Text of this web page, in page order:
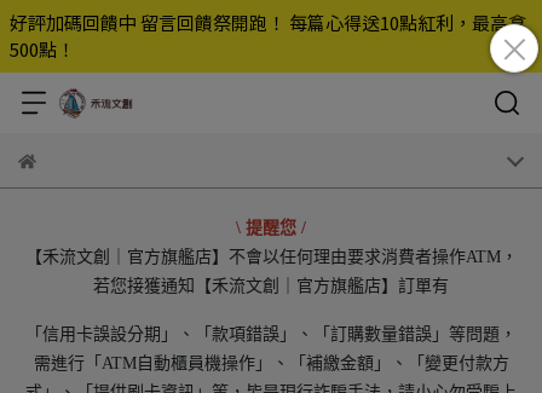
好評加碼回饋中 留言回饋祭開跑！ 每篇心得送10點紅利，最高拿
500點！
\ 提醒您 /
【禾流文創｜官方旗艦店】不會以任何理由要求消費者操作ATM，
若您接獲通知【禾流文創｜官方旗艦店】訂單有
「信用卡誤設分期」、「款項錯誤」、「訂購數量錯誤」等問題，
需進行「ATM自動櫃員機操作」、「補繳金額」、「變更付款方